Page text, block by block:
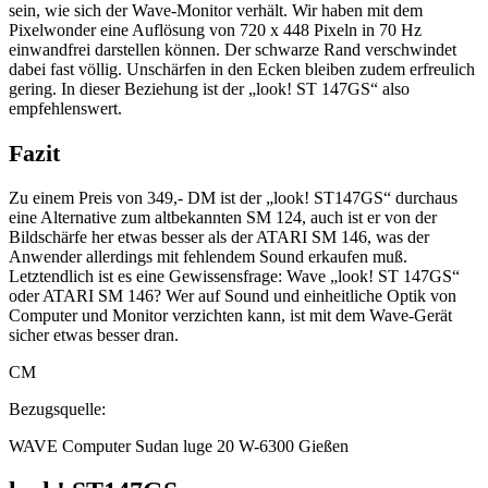
sein, wie sich der Wave-Monitor verhält. Wir haben mit dem
Pixelwonder eine Auflösung von 720 x 448 Pixeln in 70 Hz
einwandfrei darstellen können. Der schwarze Rand verschwindet
dabei fast völlig. Unschärfen in den Ecken bleiben zudem erfreulich
gering. In dieser Beziehung ist der „look! ST 147GS“ also
empfehlenswert.
Fazit
Zu einem Preis von 349,- DM ist der „look! ST147GS“ durchaus
eine Alternative zum altbekannten SM 124, auch ist er von der
Bildschärfe her etwas besser als der ATARI SM 146, was der
Anwender allerdings mit fehlendem Sound erkaufen muß.
Letztendlich ist es eine Gewissensfrage: Wave „look! ST 147GS“
oder ATARI SM 146? Wer auf Sound und einheitliche Optik von
Computer und Monitor verzichten kann, ist mit dem Wave-Gerät
sicher etwas besser dran.
CM
Bezugsquelle:
WAVE Computer Sudan luge 20 W-6300 Gießen